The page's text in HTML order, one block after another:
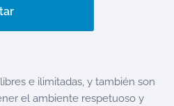
e ilimitadas, y también son
el ambiente respetuoso y